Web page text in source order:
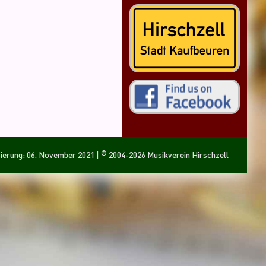
06. November 2021 | © 2004-2026 Musikverein Hirschzell